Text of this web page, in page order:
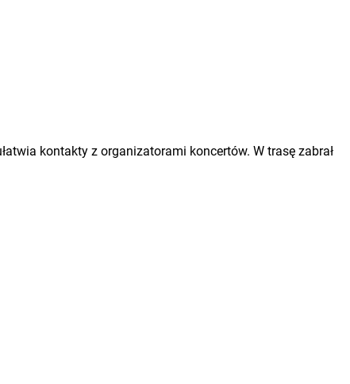
kontakty z organizatorami koncertów. W trasę zabrał